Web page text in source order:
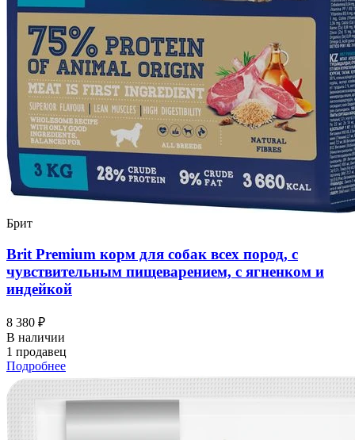
Брит
Brit Premium корм для собак всех пород, с
чувствительным пищеварением, с ягненком и
индейкой
8 380 ₽
В наличии
1 продавец
Подробнее